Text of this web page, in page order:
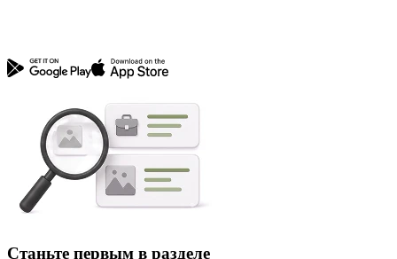
Станьте первым в разделе